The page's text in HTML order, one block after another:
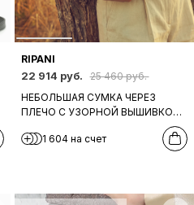
RIPANI
22 914 руб.
25 460 руб.
НЕБОЛЬШАЯ СУМКА ЧЕРЕЗ
ПЛЕЧО С УЗОРНОЙ ВЫШИВКОЙ
ОТ RIPANI ИЗ БОРДОВОЙ КОЖИ
1 604 на счет